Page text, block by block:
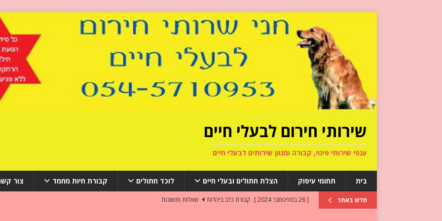
שירותי חירום לבעלי חיים
ענפי שירותי פינוי, קבורה ומגוון שירותים לבעלי חיים
בית תחומי עיסוק הצלת חתולים ובעלי חיים לוכד חתולים קבורת חיות מחמד צור
חדש באתר [ 26 בספטמבר 2024 ] קבורת כלב ביהדות
שאלות ותשובות